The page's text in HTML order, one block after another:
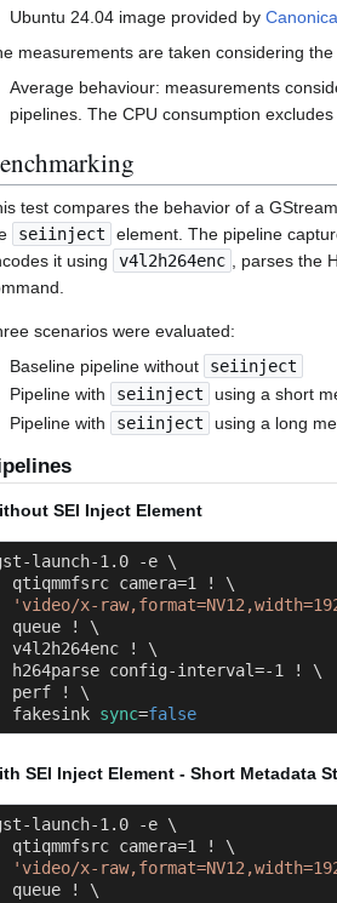
Ubuntu 24.04 image provided by
measurements are taken considering
Average behaviour: measurements
pipelines. The CPU consumption
test compares the behavior of a
seiinject
element. The pipeline
it using
v4l2h264enc , parses the
scenarios were evaluated:
Baseline pipeline without
seiinject
Pipeline with
seiinject
using a short
Pipeline with
seiinject using a long
SEI Inject Element
launch-1.0 -e \
'video/x-
  fakesink
sync=false
SEI Inject Element - Short Metadata
launch-1.0 -e \
'video/x-